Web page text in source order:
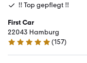
!! Top gepflegt !!
First Car
22043 Hamburg
5 Sterne
(157)